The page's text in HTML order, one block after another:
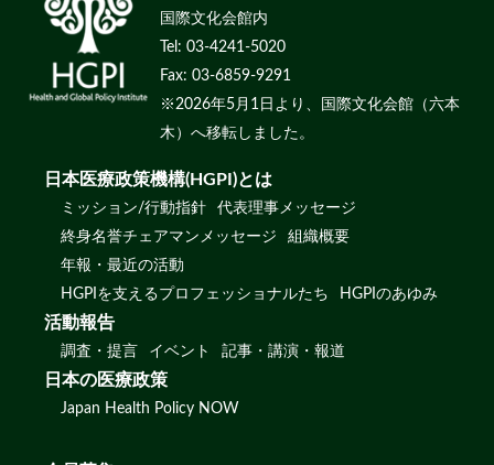
国際文化会館内
Tel: 03-4241-5020
Fax: 03-6859-9291
※2026年5月1日より、国際文化会館（六本
木）へ移転しました。
日本医療政策機構(HGPI)とは
ミッション/行動指針
代表理事メッセージ
終身名誉チェアマンメッセージ
組織概要
年報・最近の活動
HGPIを支えるプロフェッショナルたち
HGPIのあゆみ
活動報告
調査・提言 イベント 記事・講演・報道
日本の医療政策
Japan Health Policy NOW